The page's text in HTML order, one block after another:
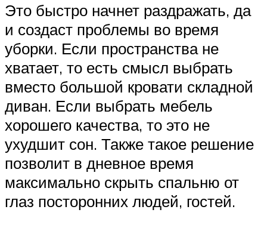
Это быстро начнет раздражать, да
и создаст проблемы во время
уборки. Если пространства не
хватает, то есть смысл выбрать
вместо большой кровати складной
диван. Если выбрать мебель
хорошего качества, то это не
ухудшит сон. Также такое решение
позволит в дневное время
максимально скрыть спальню от
глаз посторонних людей, гостей.